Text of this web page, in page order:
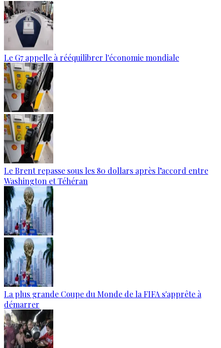
Le G7 appelle à rééquilibrer l'économie mondiale
Le Brent repasse sous les 80 dollars après l’accord entre
Washington et Téhéran
La plus grande Coupe du Monde de la FIFA s'apprête à
démarrer